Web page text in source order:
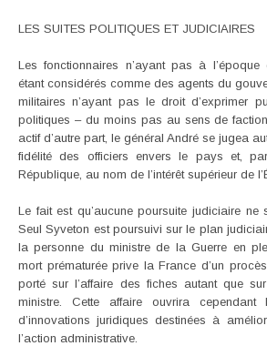
LES SUITES POLITIQUES ET JUDICIAIRES
Les fonctionnaires n’ayant pas à
étant considérés comme des agents du
militaires n’ayant pas le droit d’exprimer
politiques – du moins pas au sens de
actif d’autre part, le général André se jugea
fidélité des officiers envers le pays et,
République, au nom de l’intérêt supérieur de
Le fait est qu’aucune poursuite judiciaire ne
Seul Syveton est poursuivi sur le plan
la personne du ministre de la Guerre en
mort prématurée prive la France d’un
porté sur l’affaire des fiches autant que
ministre. Cette affaire ouvrira
d’innovations juridiques destinées à
l’action administrative.